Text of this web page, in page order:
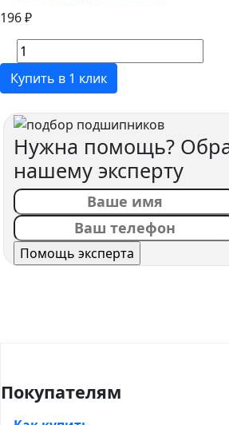
196 ₽
Купить в 1 клик
Нужна помощь?
нашему эксперту
Покупателям